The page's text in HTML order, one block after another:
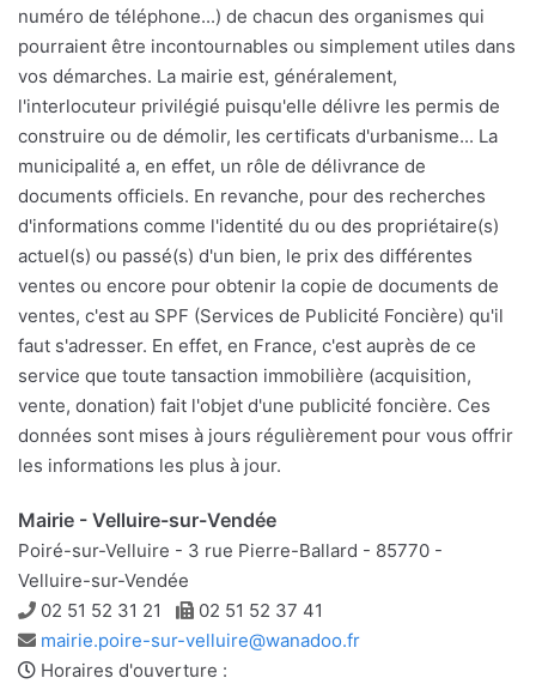
numéro de téléphone...) de chacun des organismes qui
pourraient être incontournables ou simplement utiles dans
vos démarches. La mairie est, généralement,
l'interlocuteur privilégié puisqu'elle délivre les permis de
construire ou de démolir, les certificats d'urbanisme... La
municipalité a, en effet, un rôle de délivrance de
documents officiels. En revanche, pour des recherches
d'informations comme l'identité du ou des propriétaire(s)
actuel(s) ou passé(s) d'un bien, le prix des différentes
ventes ou encore pour obtenir la copie de documents de
ventes, c'est au SPF (Services de Publicité Foncière) qu'il
faut s'adresser. En effet, en France, c'est auprès de ce
service que toute tansaction immobilière (acquisition,
vente, donation) fait l'objet d'une publicité foncière. Ces
données sont mises à jours régulièrement pour vous offrir
les informations les plus à jour.
Mairie - Velluire-sur-Vendée
Poiré-sur-Velluire - 3 rue Pierre-Ballard - 85770 -
Velluire-sur-Vendée
Téléphone
02 51 52 31 21 Télécopie
02 51 52 37 41
Adresse
e-
mairie.poire-sur-velluire@wanadoo.fr
Horaires d'ouverture :